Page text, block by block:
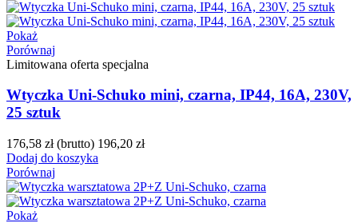
Pokaż
Porównaj
Limitowana oferta specjalna
Wtyczka Uni-Schuko mini, czarna, IP44, 16A, 230V,
25 sztuk
176,58 zł (brutto) 196,20 zł
Dodaj do koszyka
Porównaj
Pokaż